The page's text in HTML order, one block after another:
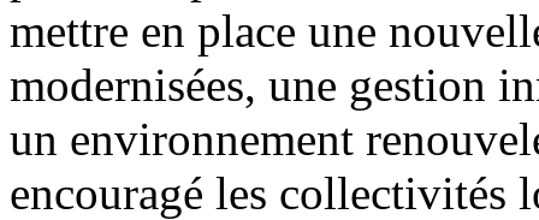
mettre en place une
modernisées, une gestion
un environnement
encouragé les collectivités